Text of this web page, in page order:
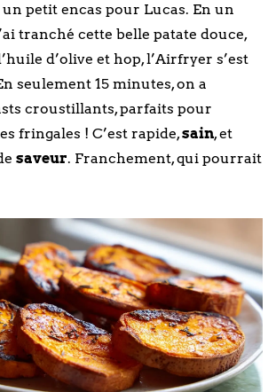
petit encas pour Lucas. En un
tranché cette belle patate douce,
d’olive et hop, l’Airfryer s’est
seulement 15 minutes, on a
croustillants, parfaits pour
fringales ! C’est rapide,sain, et
saveur. Franchement, qui pourrait